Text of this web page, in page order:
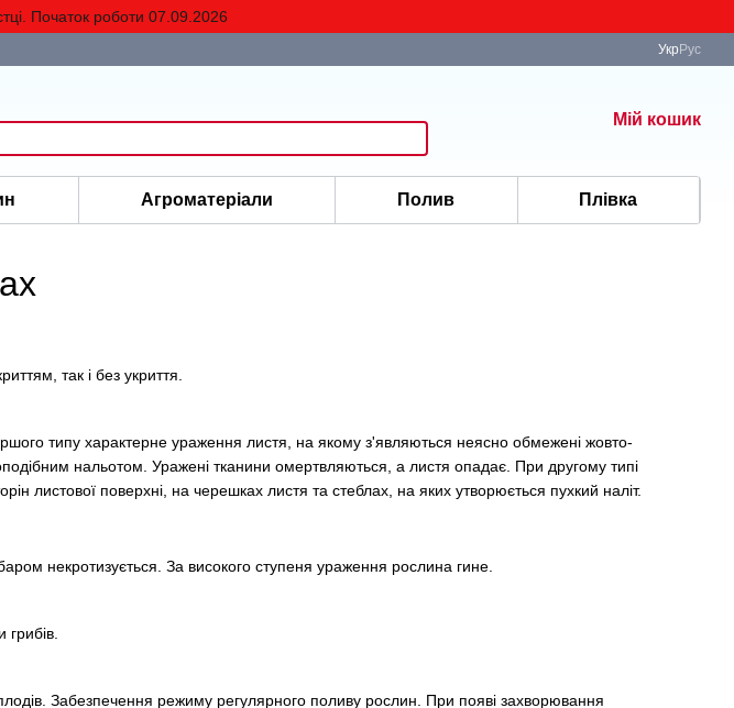
Початок роботи 07.09.2026
Укр Рус
Мій кошик
Агроматеріали Полив Плівка
так і без укриття.
типу характерне ураження листя, на якому з'являються неясно обмежені жовто-
нальотом. Уражені тканини омертвляються, а листя опадає. При другому типі
листової поверхні, на черешках листя та стеблах, на яких утворюється пухкий наліт.
некротизується. За високого ступеня ураження рослина гине.
Забезпечення режиму регулярного поливу рослин. При появі захворювання